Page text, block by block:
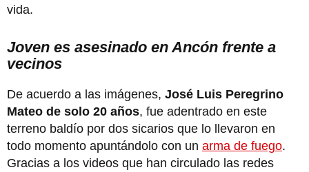
vida.
Joven es asesinado en Ancón frente a
vecinos
De acuerdo a las imágenes, José Luis Peregrino
Mateo de solo 20 años, fue adentrado en este
terreno baldío por dos sicarios que lo llevaron en
todo momento apuntándolo con un arma de fuego.
Gracias a los videos que han circulado las redes